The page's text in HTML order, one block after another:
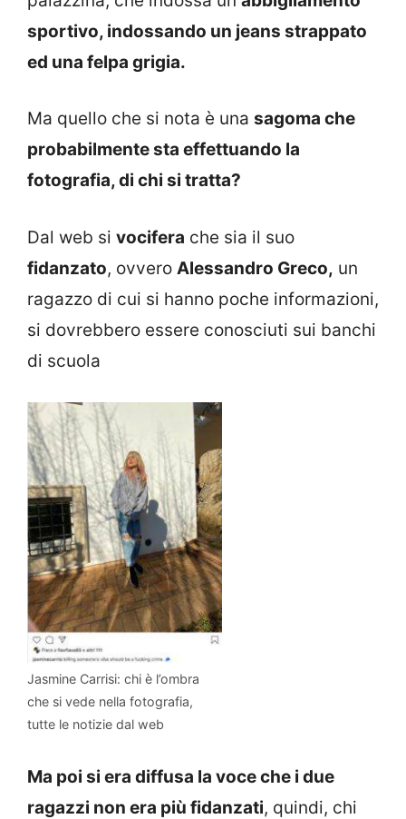
sportivo, indossando un jeans strappato
ed una felpa grigia.
Ma quello che si nota è una sagoma che
probabilmente sta effettuando la
fotografia, di chi si tratta?
Dal web si vocifera che sia il suo
fidanzato, ovvero Alessandro Greco, un
ragazzo di cui si hanno poche informazioni,
si dovrebbero essere conosciuti sui banchi
di scuola
Jasmine Carrisi: chi è l’ombra
che si vede nella fotografia,
tutte le notizie dal web
Ma poi si era diffusa la voce che i due
ragazzi non era più fidanzati, quindi, chi